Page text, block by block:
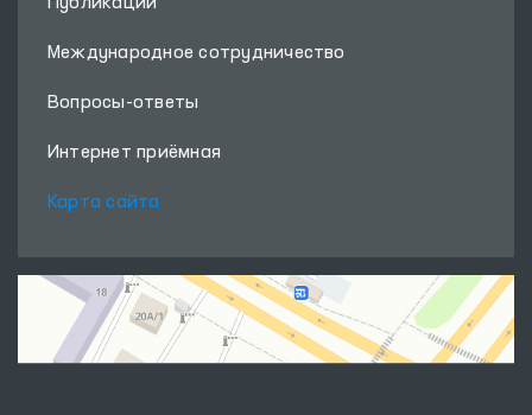
Международное сотрудничество
Вопросы-ответы
Интернет приёмная
Карта сайта